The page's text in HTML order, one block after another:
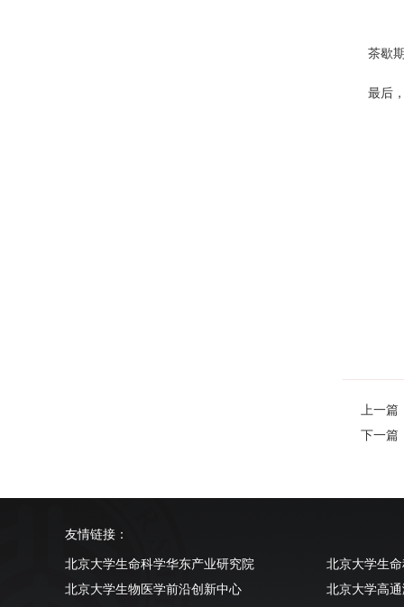
茶歇
最后
上一篇
下一篇
友情链接：
北京大学生命科学华东产业研究院
北京大学生
北京大学生物医学前沿创新中心
北京大学高